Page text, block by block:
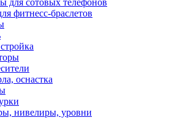
для сотовых телефонов
фитнесс-браслетов
оснастка
нивелиры, уровни